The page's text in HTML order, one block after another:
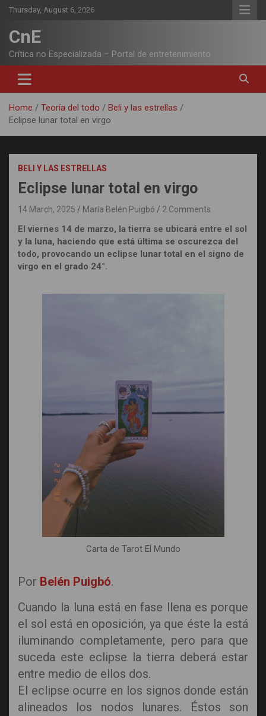
Skip
content
Thursday, August 6, 2026
CnE
Crítica no Especializada – Portal de entretenimiento
Home Teoría del todo
Beli y las estrellas
Eclipse lunar total en virgo
BELI Y LAS ESTRELLAS
Eclipse lunar total en virgo
14 March, 2025 María Belén Puigbó 2 Comments
El viernes 14 de marzo, la tierra se ubicará entre el sol
y la luna, haciendo que está última se oscurezca del
todo, provocando un eclipse lunar total en el signo de
virgo en el grado 24°.
Carta de Tarot El Mundo
Por Belén Puigbó.
Cuando la luna está en fase llena es porque
el sol está en oposición, ya que éste la está
iluminando completamente, pero para que
suceda este eclipse la tierra deberá estar
entre medio de ellos dos.
El eclipse ocurre en los signos donde están
alineados los nodos lunares. Éstos son